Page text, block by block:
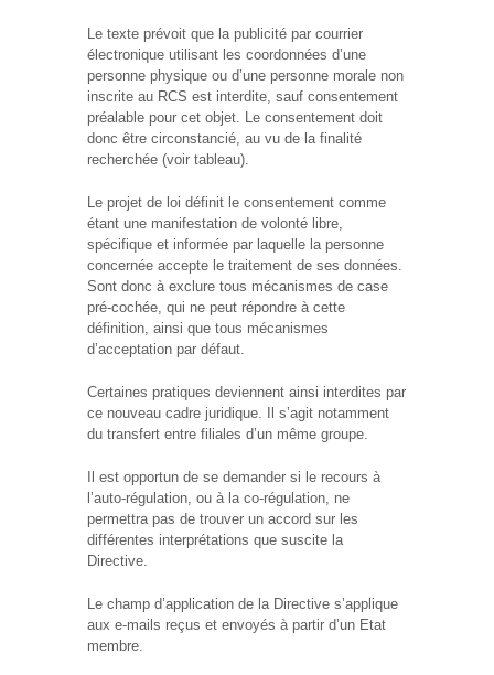
Le texte prévoit que la publicité par courrier
électronique utilisant les coordonnées d’une
personne physique ou d’une personne morale non
inscrite au RCS est interdite, sauf consentement
préalable pour cet objet. Le consentement doit
donc être circonstancié, au vu de la finalité
recherchée (voir tableau).
Le projet de loi définit le consentement comme
étant une manifestation de volonté libre,
spécifique et informée par laquelle la personne
concernée accepte le traitement de ses données.
Sont donc à exclure tous mécanismes de case
pré-cochée, qui ne peut répondre à cette
définition, ainsi que tous mécanismes
d’acceptation par défaut.
Certaines pratiques deviennent ainsi interdites par
ce nouveau cadre juridique. Il s’agit notamment
du transfert entre filiales d’un même groupe.
Il est opportun de se demander si le recours à
l’auto-régulation, ou à la co-régulation, ne
permettra pas de trouver un accord sur les
différentes interprétations que suscite la
Directive.
Le champ d’application de la Directive s’applique
aux e-mails reçus et envoyés à partir d’un Etat
membre.